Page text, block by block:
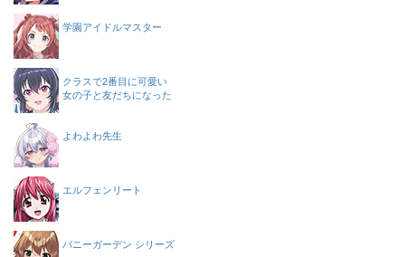
学園アイドルマスター
クラスで2番目に可愛い
女の子と友だちになった
よわよわ先生
エルフェンリート
バニーガーデン シリーズ